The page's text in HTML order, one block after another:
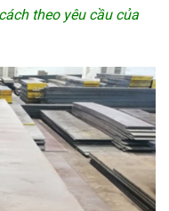
theo yêu cầu của